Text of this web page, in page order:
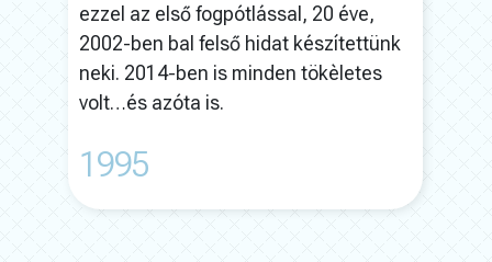
ezzel az első fogpótlással, 20 éve,
2002-ben bal felső hidat készítettünk
neki. 2014-ben is minden tökèletes
volt…és azóta is.
1995